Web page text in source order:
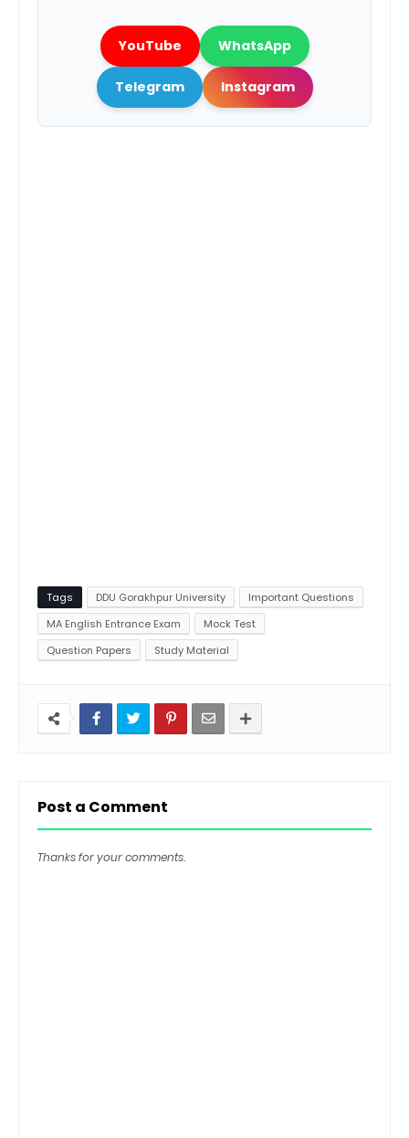
YouTube WhatsApp
Telegram Instagram
Tags DDU Gorakhpur University
Important Questions
MA English Entrance Exam
Mock Test
Question Papers
Study Material
Post a Comment
Thanks for your comments.